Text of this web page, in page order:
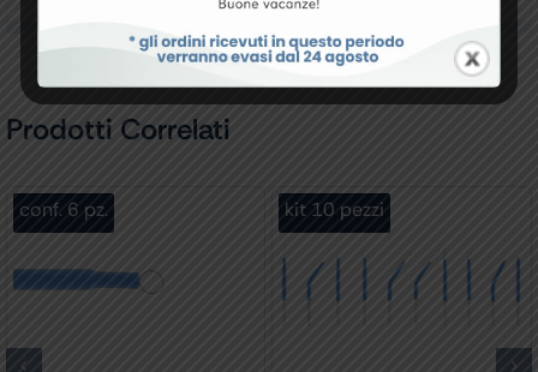
Prodotti Correlati
conf. 6 pz. kit 10 pezzi